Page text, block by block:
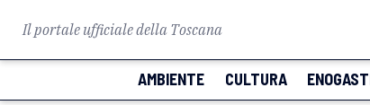
Il portale ufficiale della Toscana
AMBIENTE CULTURA